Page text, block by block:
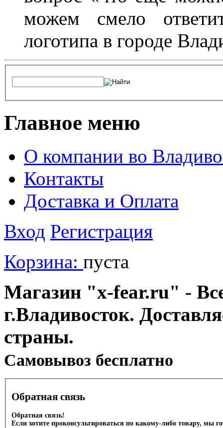
можем смело
логотипа в городе
Главное меню
О компании во
Контакты
Доставка и Оплата
Вход Регистрация
Корзина: пуста
Магазин "x-fear.ru" -
г.Владивосток.
страны.
Cамовывоз бесплатно
Обратная связь
Обратная связь!
Если хотите проконсультироваться по какому-либо товару, мы